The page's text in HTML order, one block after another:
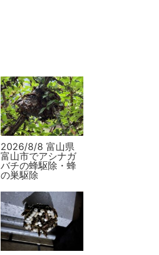
2026/8/8 富山県
富山市でアシナガ
バチの蜂駆除・蜂
の巣駆除